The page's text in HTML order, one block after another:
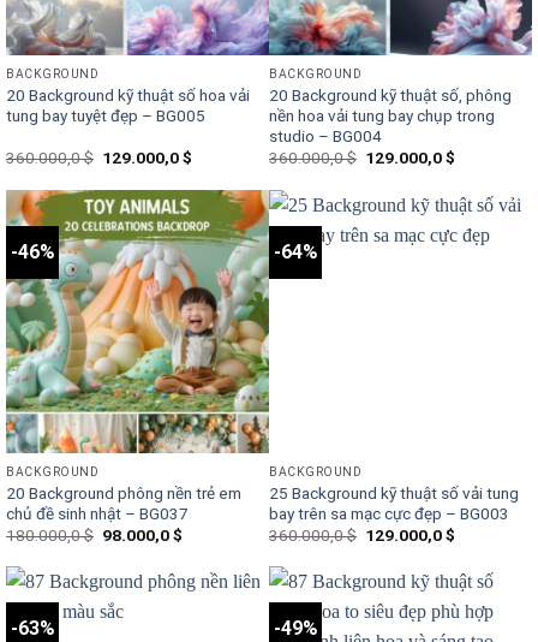
BACKGROUND
20 Background kỹ thuật số hoa vải
tung bay tuyệt đẹp – BG005
360.000,0$ Original
was:
360.000,0 $.
129.000,0$
is:
129.000,0 $.
BACKGROUND
20 Background kỹ thuật số, phông
nền hoa vải tung bay chụp trong
studio – BG004
360.000,0$ Original
360.000,0 $.
129.000,0$
129.000,0
-46%
BACKGROUND
20 Background phông nền trẻ em
chủ đề sinh nhật – BG037
180.000,0$ Original
180.000,0 $.
98.000,0$
98.000,0 $.
-64%
BACKGROUND
25 Background kỹ thuật số vải tung
bay trên sa mạc cực đẹp – BG003
360.000,0$ Original
360.000,0 $.
129.000,0$
129.000,0
-63% -49%